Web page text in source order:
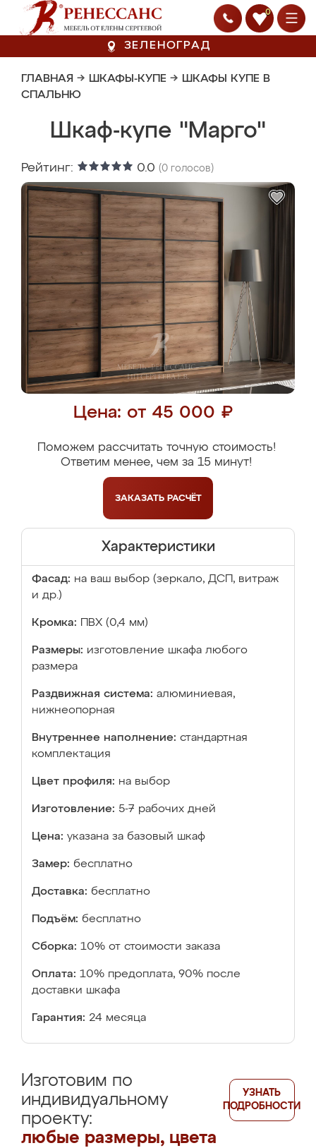
0
ЗЕЛЕНОГРАД
ГЛАВНАЯ → ШКАФЫ-КУПЕ → ШКАФЫ КУПЕ В
СПАЛЬНЮ
Шкаф-купе "Марго"
Рейтинг: 0.0 (0 голосов)
Цена: от 45 000 ₽
Поможем рассчитать точную стоимость!
Ответим менее, чем за 15 минут!
ЗАКАЗАТЬ РАСЧЁТ
Характеристики
Фасад: на ваш выбор (зеркало, ДСП, витраж
и др.)
Кромка: ПВХ (0,4 мм)
Размеры: изготовление шкафа любого
размера
Раздвижная система: алюминиевая,
нижнеопорная
Внутреннее наполнение: стандартная
комплектация
Цвет профиля: на выбор
Изготовление: 5-7 рабочих дней
Цена: указана за базовый шкаф
Замер: бесплатно
Доставка: бесплатно
Подъём: бесплатно
Сборка: 10% от стоимости заказа
Оплата: 10% предоплата, 90% после
доставки шкафа
Гарантия: 24 месяца
Изготовим по
индивидуальному
проекту:
любые размеры, цвета
УЗНАТЬ
ПОДРОБНОСТИ